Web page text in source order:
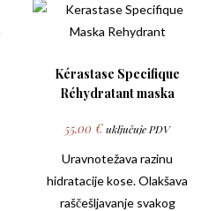
Kérastase Specifique
Réhydratant maska
55.00 € uključuje PDV
Uravnotežava razinu
hidratacije kose. Olakšava
raščešljavanje svakog